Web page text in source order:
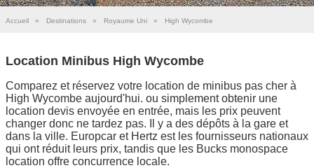
Accueil » Destinations » Royaume Uni » High Wycombe
Location Minibus High Wycombe
Comparez et réservez votre location de minibus pas cher à
High Wycombe aujourd'hui. ou simplement obtenir une
location devis envoyée en entrée, mais les prix peuvent
changer donc ne tardez pas. Il y a des dépôts à la gare et
dans la ville. Europcar et Hertz est les fournisseurs nationaux
qui ont réduit leurs prix, tandis que les Bucks monospace
location offre concurrence locale.